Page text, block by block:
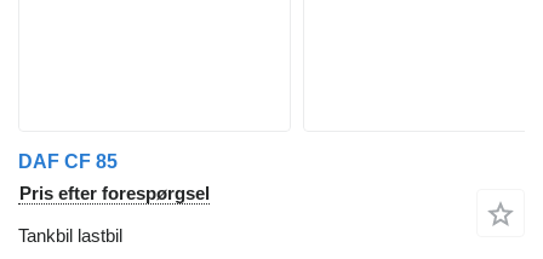
DAF CF 85
Pris efter forespørgsel
Tankbil lastbil